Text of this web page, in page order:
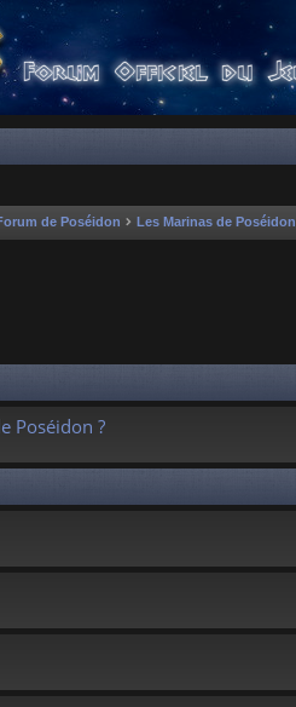
de Poséidon Les Marinas de Poséidon
Poséidon ?